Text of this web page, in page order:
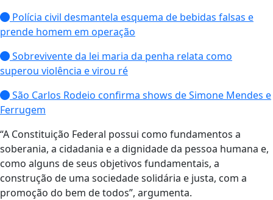
Polícia civil desmantela esquema de bebidas falsas e
prende homem em operação
Sobrevivente da lei maria da penha relata como
superou violência e virou ré
São Carlos Rodeio confirma shows de Simone Mendes e
Ferrugem
“A Constituição Federal possui como fundamentos a
soberania, a cidadania e a dignidade da pessoa humana e,
como alguns de seus objetivos fundamentais, a
construção de uma sociedade solidária e justa, com a
promoção do bem de todos”, argumenta.